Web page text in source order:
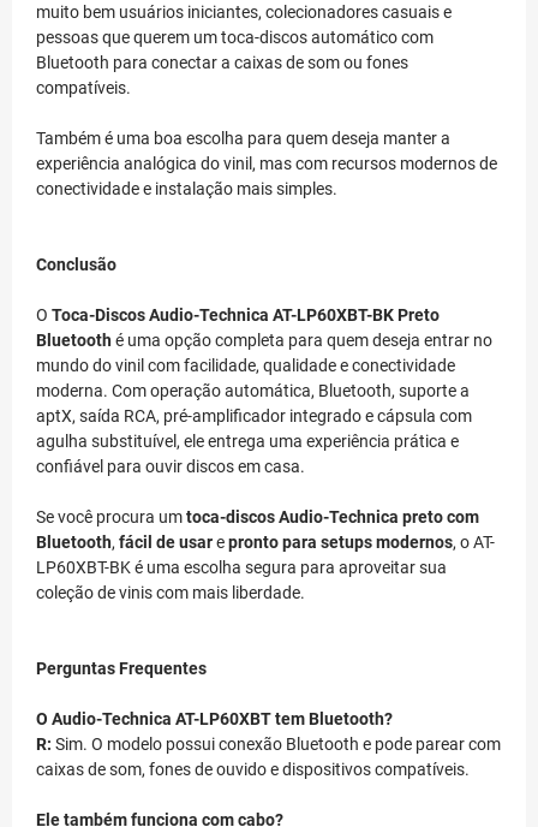
muito bem usuários iniciantes, colecionadores casuais e
pessoas que querem um toca-discos automático com
Bluetooth para conectar a caixas de som ou fones
compatíveis.
Também é uma boa escolha para quem deseja manter a
experiência analógica do vinil, mas com recursos modernos de
conectividade e instalação mais simples.
Conclusão
O Toca-Discos Audio-Technica AT-LP60XBT-BK Preto
Bluetoothé uma opção completa para quem deseja entrar no
mundo do vinil com facilidade, qualidade e conectividade
moderna. Com operação automática, Bluetooth, suporte a
aptX, saída RCA, pré-amplificador integrado e cápsula com
agulha substituível, ele entrega uma experiência prática e
confiável para ouvir discos em casa.
Se você procura umtoca-discos Audio-Technica preto com
Bluetooth, fácil de usarepronto para setups modernos, o AT-
LP60XBT-BK é uma escolha segura para aproveitar sua
coleção de vinis com mais liberdade.
Perguntas Frequentes
O Audio-Technica AT-LP60XBT tem Bluetooth?
R: Sim. O modelo possui conexão Bluetooth e pode parear com
caixas de som, fones de ouvido e dispositivos compatíveis.
Ele também funciona com cabo?